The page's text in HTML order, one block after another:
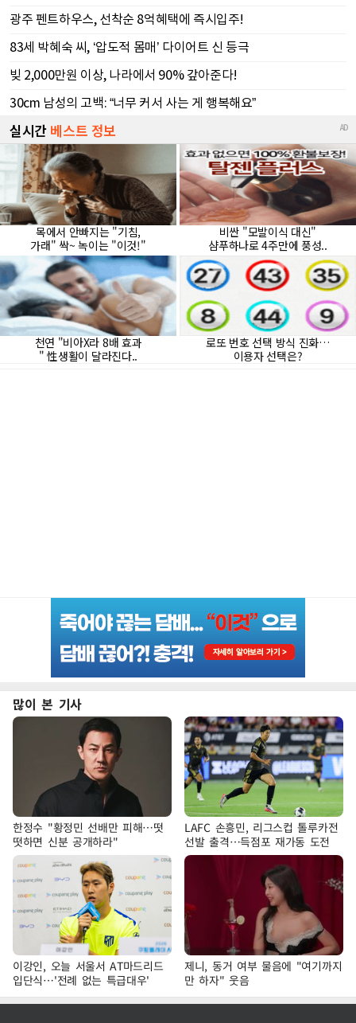
많이 본 기사
한정수 "황정민 선배만 피해…떳
떳하면 신분 공개하라"
LAFC 손흥민, 리그스컵 톨루카전
선발 출격…득점포 재가동 도전
이강인, 오늘 서울서 AT마드리드
입단식…'전례 없는 특급대우'
제니, 동거 여부 물음에 "여기까지
만 하자" 웃음